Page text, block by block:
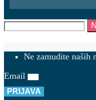
Ne zamudite naših
Email
PRIJAVA